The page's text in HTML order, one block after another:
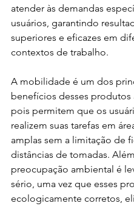
atender às demandas
usuários, garantindo
superiores e eficazes em
contextos de trabalho.
A mobilidade é um dos
benefícios desses produtos
pois permitem que os
realizem suas tarefas em
amplas sem a limitação de
distâncias de tomadas.
preocupação ambiental é
sério, uma vez que esses
ecologicamente corretos,